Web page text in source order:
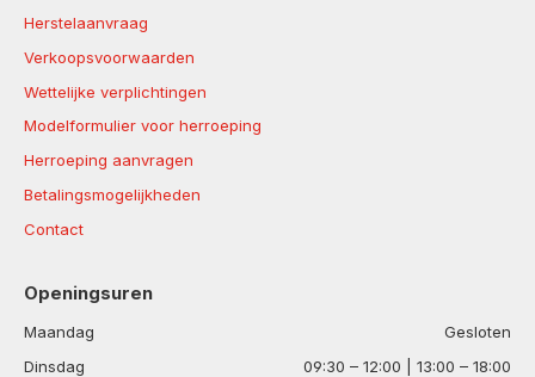
Herstelaanvraag
Verkoopsvoorwaarden
Wettelijke verplichtingen
Modelformulier voor herroeping
Herroeping aanvragen
Betalingsmogelijkheden
Contact
Openingsuren
Maandag
Gesloten
Dinsdag
09:30 – 12:00 | 13:00 – 18:00